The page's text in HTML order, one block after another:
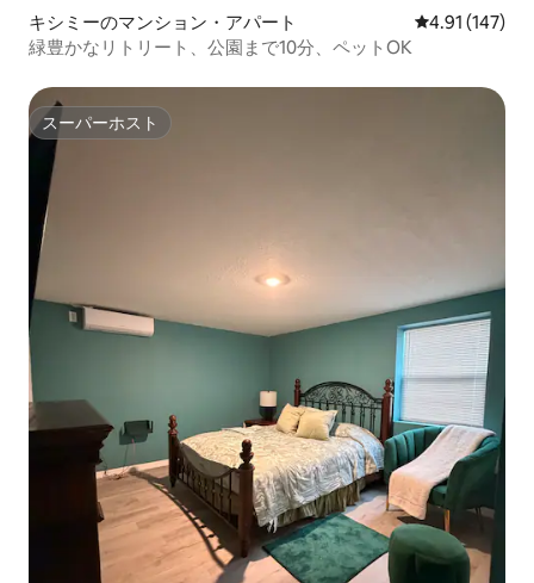
キシミーのマンション・アパート レビュー147
4.91 (147)
緑豊かなリトリート、公園まで10分、ペットOK
スーパーホスト
スーパーホスト